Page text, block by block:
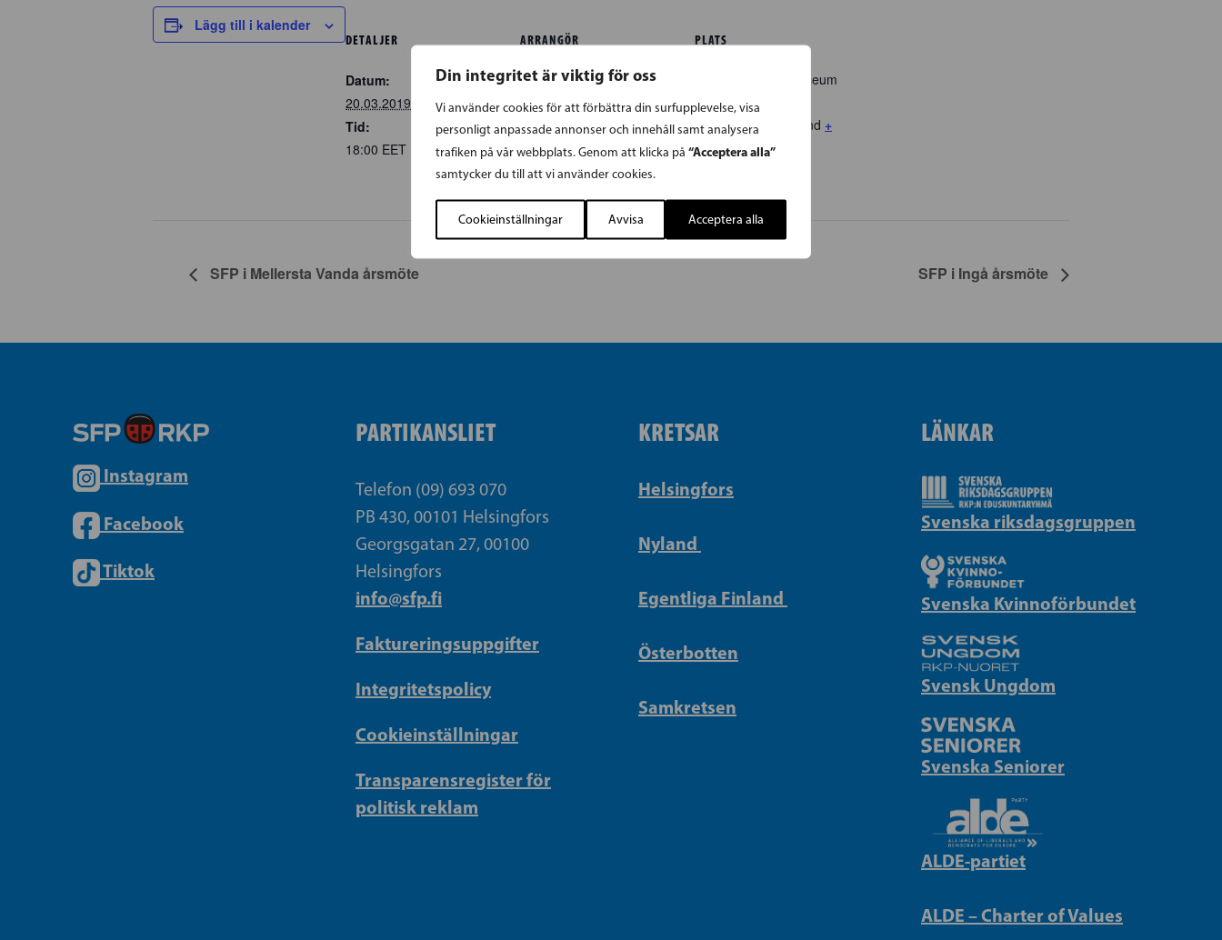
Din integritet är viktig för oss
Vi använder cookies för att förbättra din surfupplevelse, visa
personligt anpassade annonser och innehåll samt analysera
trafiken på vår webbplats. Genom att klicka på “Acceptera alla”
samtycker du till att vi använder cookies.
Cookieinställningar Avvisa Acceptera alla
Lägg till i kalender
DETALJER
Datum:
20.03.2019
Tid:
18:00 EET
ARRANGÖR
SFP i Vanda
PLATS
Vanda lantbruksmuseum
Nybackagränden 2
Vanda, 01670 Finland +
Google Map
SFP i Mellersta Vanda årsmöte SFP i Ingå årsmöte
Instagram
Facebook
Tiktok
PARTIKANSLIET
Telefon (09) 693 070
PB 430, 00101 Helsingfors
Georgsgatan 27, 00100
Helsingfors
info@sfp.fi
Faktureringsuppgifter
Integritetspolicy
Cookieinställningar
Transparensregister för
politisk reklam
KRETSAR
Helsingfors
Nyland
Egentliga Finland
Österbotten
Samkretsen
LÄNKAR
Svenska riksdagsgruppen
Svenska Kvinnoförbundet
Svensk Ungdom
Svenska Seniorer
ALDE-partiet
ALDE – Charter of Values